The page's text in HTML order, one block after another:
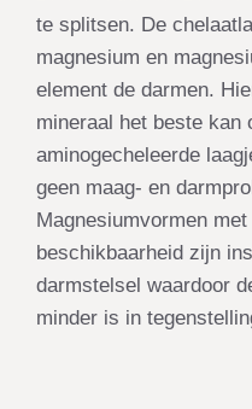
te splitsen. De
magnesium en
element de darmen.
mineraal het beste kan
aminogecheleerde
geen maag- en
Magnesiumvormen
beschikbaarheid zijn
darmstelsel waardoor
minder is in